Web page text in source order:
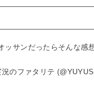
ッサンだったらそんな感
のファタリテ